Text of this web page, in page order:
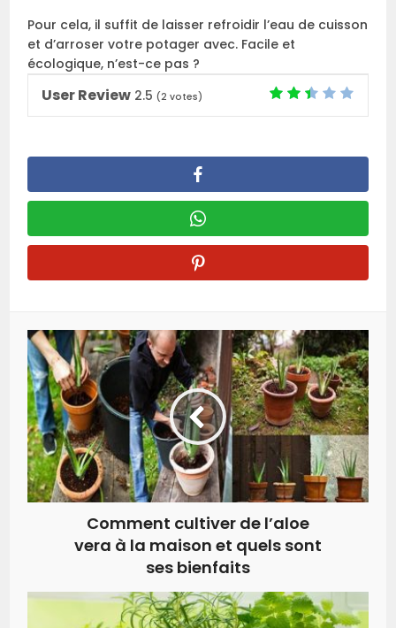
Pour cela, il suffit de laisser refroidir l’eau de cuisson
et d’arroser votre potager avec. Facile et
écologique, n’est-ce pas ?
User Review 2.5 (2 votes)
Comment cultiver de l’aloe
vera à la maison et quels sont
ses bienfaits